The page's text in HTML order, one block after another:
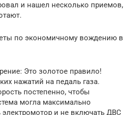
и нашел несколько приемов,
по экономичному вождению в
Это золотое правило!
нажатий на педаль газа.
постепенно, чтобы
могла максимально
электромотор и не включать ДВС